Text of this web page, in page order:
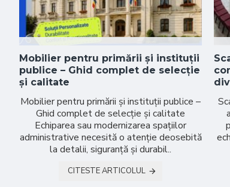
Mobilier pentru primării și instituții
publice – Ghid complet de selecție
și calitate
Mobilier pentru primării și instituții publice –
Ghid complet de selecție și calitate
Echiparea sau modernizarea spațiilor
administrative necesită o atenție deosebită
la detalii, siguranță și durabil..
CITESTE ARTICOLUL